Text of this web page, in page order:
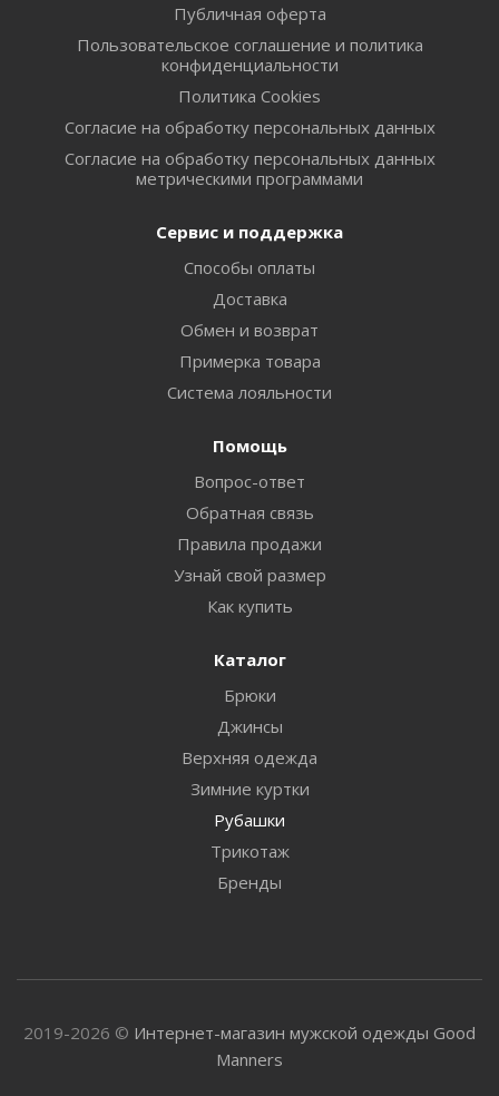
Публичная оферта
Пользовательское соглашение и политика
конфиденциальности
Политика Cookies
Согласие на обработку персональных данных
Согласие на обработку персональных данных
метрическими программами
Сервис и поддержка
Способы оплаты
Доставка
Обмен и возврат
Примерка товара
Система лояльности
Помощь
Вопрос-ответ
Обратная связь
Правила продажи
Узнай свой размер
Как купить
Каталог
Брюки
Джинсы
Верхняя одежда
Зимние куртки
Рубашки
Трикотаж
Бренды
2019-2026 © Интернет-магазин мужской одежды Good
Manners